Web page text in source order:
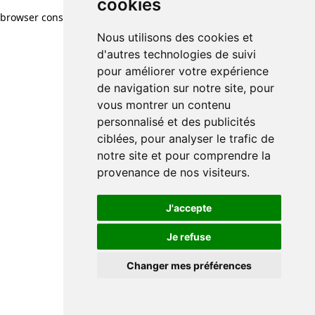
cookies
Nous utilisons des cookies et
d'autres technologies de suivi
pour améliorer votre expérience
de navigation sur notre site, pour
vous montrer un contenu
personnalisé et des publicités
ciblées, pour analyser le trafic de
notre site et pour comprendre la
provenance de nos visiteurs.
J'accepte
Je refuse
Changer mes préférences
browser console for more information)